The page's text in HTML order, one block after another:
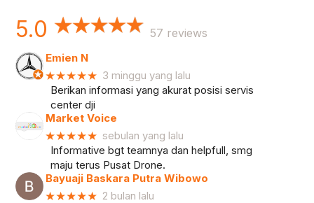
5.0 57 reviews
Emien N
★★★★★ 3 minggu yang lalu
Berikan informasi yang akurat posisi servis
center dji
Market Voice
★★★★★ sebulan yang lalu
Informative bgt teamnya dan helpfull, smg
maju terus Pusat Drone.
Bayuaji Baskara Putra Wibowo
★★★★★ 2 bulan lalu